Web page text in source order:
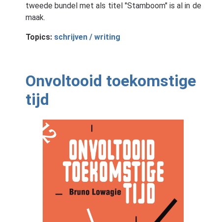
tweede bundel met als titel "Stamboom" is al in de
maak.
Topics: schrijven / writing
Onvoltooid toekomstige
tijd